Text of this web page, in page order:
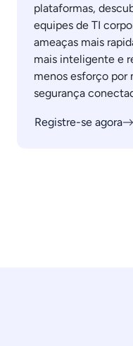
plataformas,
equipes de TI
ameaças mais
mais inteligente e
menos esforço por
segurança
Registre-se agora